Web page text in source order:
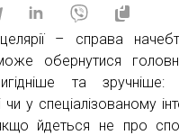
– справа
обернутися
та
чи у спеціалізованому
йдеться не про